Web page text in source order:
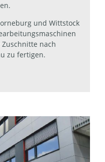
und Wittstock
Zuschnitte nach
zu fertigen.